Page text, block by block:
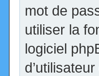
mot de
utiliser la
logiciel